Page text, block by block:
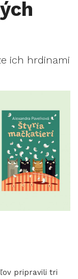
ich hrdinami
pripravili tri